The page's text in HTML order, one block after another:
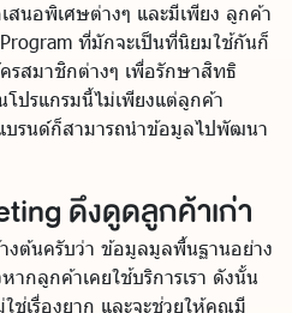
สนอพิเศษต่างๆ และมีเพียง ลูกค้า
ที่มักจะเป็นที่นิยมใช้กันก็
รสมาชิกต่างๆ เพื่อรักษาสิทธิ
ปรแกรมนี้ไม่เพียงแต่ลูกค้า
บรนด์ก็สามารถนำข้อมูลไปพัฒนา
ดึงดูดลูกค้าเก่า
ต้นครับว่า ข้อมูลมูลพื้นฐานอย่าง
ากลูกค้าเคยใช้บริการเรา ดังนั้น
ช่เรื่องยาก และจะช่วยให้คุณมี